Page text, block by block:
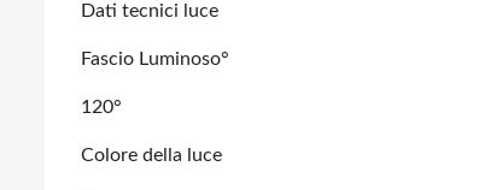
Dati tecnici luce
Fascio Luminoso°
120°
Colore della luce